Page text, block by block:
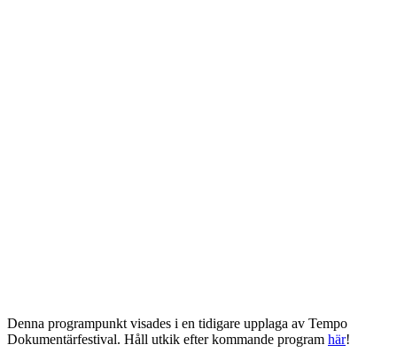
Denna programpunkt visades i en tidigare upplaga av Tempo
Dokumentärfestival. Håll utkik efter kommande program här!